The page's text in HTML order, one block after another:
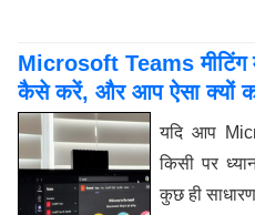
Microsoft Teams मीटिंग
कैसे करें, और आप ऐसा क्यों
यदि आप
किसी पर
कुछ ही